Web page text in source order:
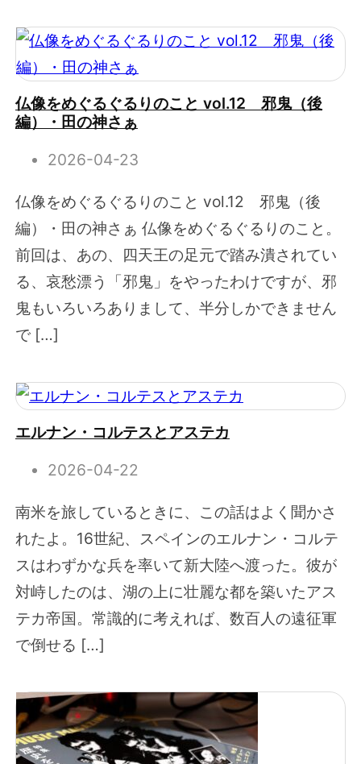
仏像をめぐるぐるりのこと vol.12 邪鬼（後
編）・田の神さぁ
2026-04-23
仏像をめぐるぐるりのこと vol.12 邪鬼（後
編）・田の神さぁ 仏像をめぐるぐるりのこと。
前回は、あの、四天王の足元で踏み潰されてい
る、哀愁漂う「邪鬼」をやったわけですが、邪
鬼もいろいろありまして、半分しかできません
で […]
エルナン・コルテスとアステカ
2026-04-22
南米を旅しているときに、この話はよく聞かさ
れたよ。16世紀、スペインのエルナン・コルテ
スはわずかな兵を率いて新大陸へ渡った。彼が
対峙したのは、湖の上に壮麗な都を築いたアス
テカ帝国。常識的に考えれば、数百人の遠征軍
で倒せる […]